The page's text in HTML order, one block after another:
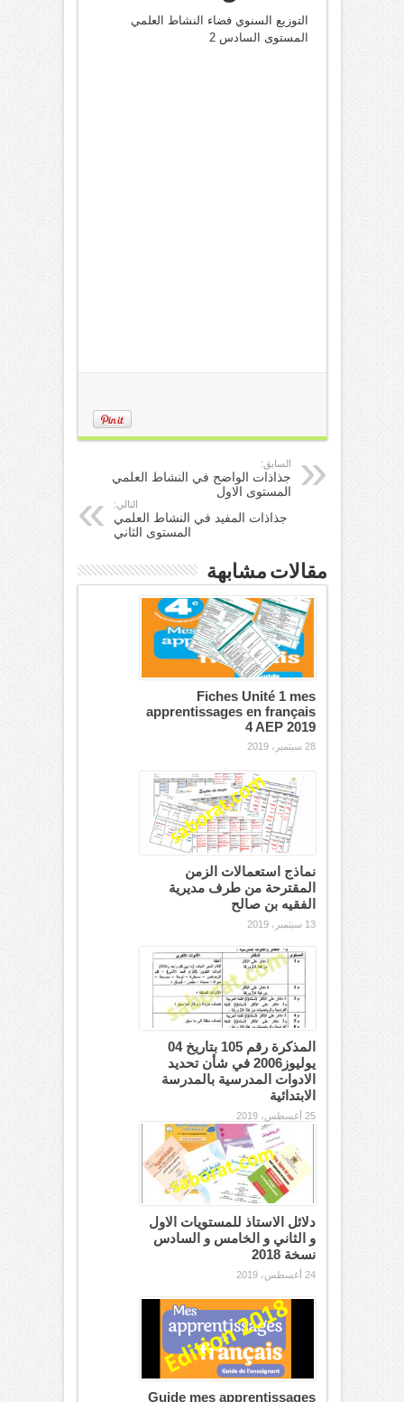
التوزيع السنوي فضاء النشاط العلمي
المستوى السادس 2
السابق:
جذاذات الواضح في النشاط العلمي
المستوى الاول
التالي:
جذاذات المفيد في النشاط العلمي
المستوى الثاني
مقالات مشابهة
Fiches Unité 1 mes
apprentissages en français
4 AEP 2019
28 سبتمبر، 2019
نماذج استعمالات الزمن
المقترحة من طرف مديرية
الفقيه بن صالح
13 سبتمبر، 2019
المذكرة رقم 105 بتاريخ 04
يوليوز2006 في شأن تحديد
الادوات المدرسية بالمدرسة
الابتدائية
25 أغسطس، 2019
دلائل الاستاذ للمستويات الاول
و الثاني و الخامس و السادس
نسخة 2018
24 أغسطس، 2019
Guide mes apprentissages